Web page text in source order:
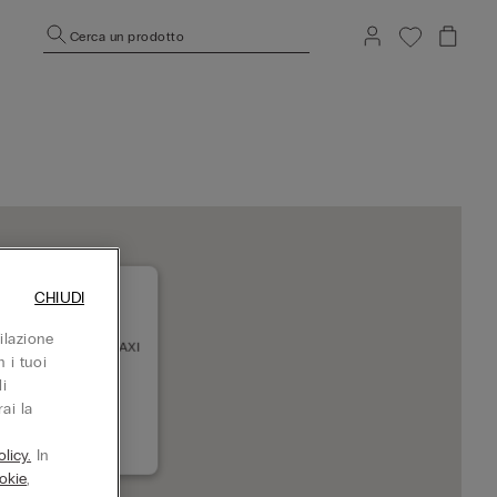
Cerca un prodotto
SC MAXI
Petrozavodsk
adesso
i tuoi
la
In
,
CHIUDI